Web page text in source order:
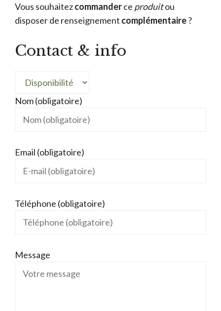
Vous souhaitezcommanderce produitou
disposer de renseignement complémentaire?
Contact & info
Nom (obligatoire)
Email (obligatoire)
Téléphone (obligatoire)
Message